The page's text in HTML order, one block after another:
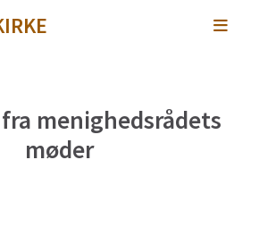
menighedsrådets
møder